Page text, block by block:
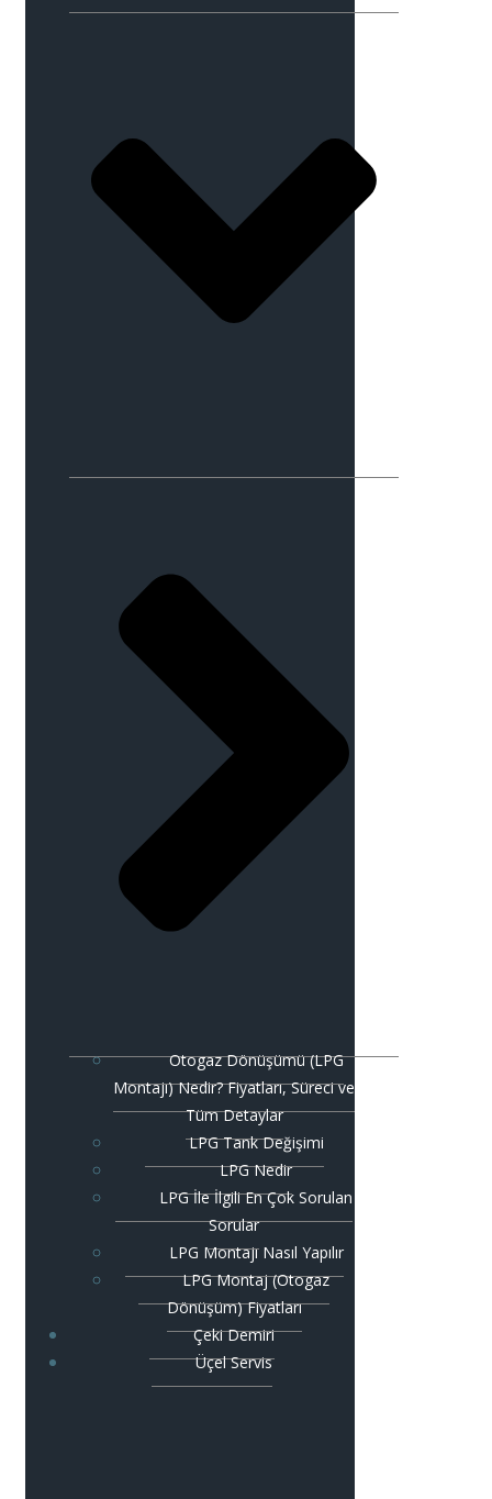
Otogaz Dönüşümü (LPG
Montajı) Nedir? Fiyatları, Süreci ve
Tüm Detaylar
LPG Tank Değişimi
LPG Nedir
LPG İle İlgili En Çok Sorulan
Sorular
LPG Montajı Nasıl Yapılır
LPG Montaj (Otogaz
Dönüşüm) Fiyatları
Çeki Demiri
Üçel Servis